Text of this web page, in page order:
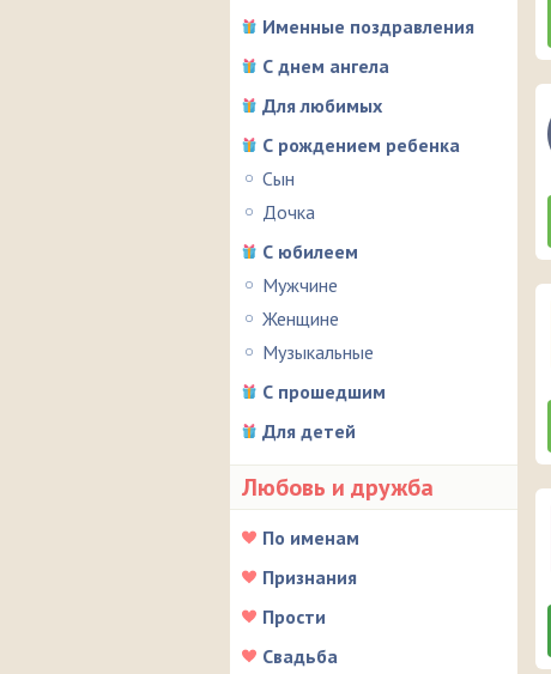
Именные поздравления
С днем ангела
Для любимых
С рождением ребенка
Сын
Дочка
С юбилеем
Мужчине
Женщине
Музыкальные
С прошедшим
Для детей
Любовь и дружба
По именам
Признания
Прости
Свадьба